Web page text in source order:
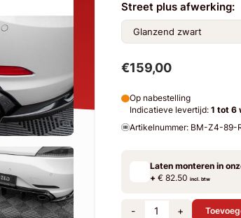
Street plus afwerking:
€159,00
Op nabestelling
Indicatieve levertijd: 1 tot 6
Artikelnummer: BM-Z4-89-
Laten monteren in
+€ 82.50 incl. btw
- +